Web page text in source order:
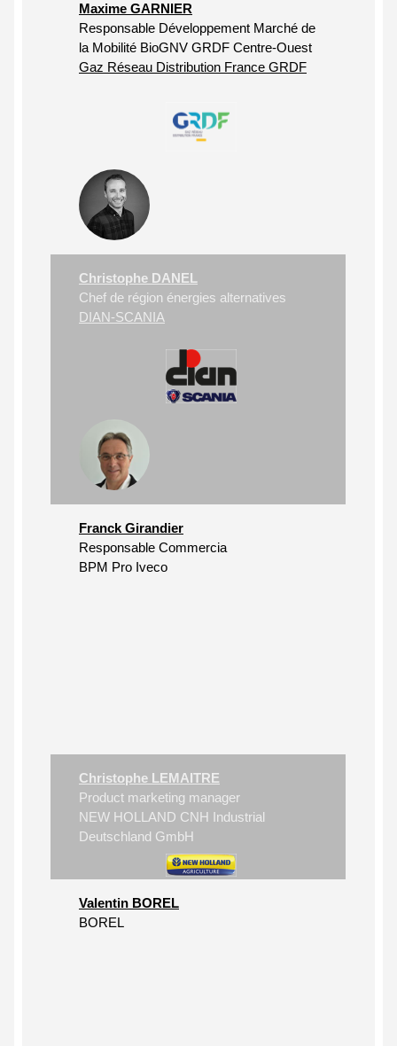
Maxime GARNIER
Responsable Développement Marché de
la Mobilité BioGNV GRDF Centre-Ouest
Gaz Réseau Distribution France GRDF
Christophe DANEL
Chef de région énergies alternatives
DIAN-SCANIA
Franck Girandier
Responsable Commercia
BPM Pro Iveco
Christophe LEMAITRE
Product marketing manager
NEW HOLLAND CNH Industrial
Deutschland GmbH
Valentin BOREL
BOREL